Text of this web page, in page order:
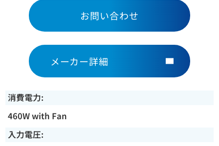
お問い合わせ
メーカー詳細
消費電力:
460W with Fan
入力電圧: